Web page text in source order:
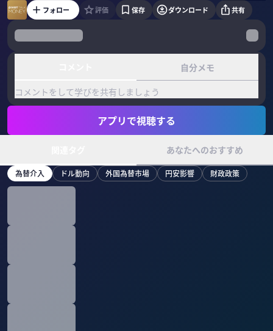
フォロー 評価 保存 ダウンロード 共有
自分メモ
コメントをして学びを共有しましょう
アプリで視聴する
あなたへのおすすめ
為替介入 ドル動向 外国為替市場 円安影響 財政政策